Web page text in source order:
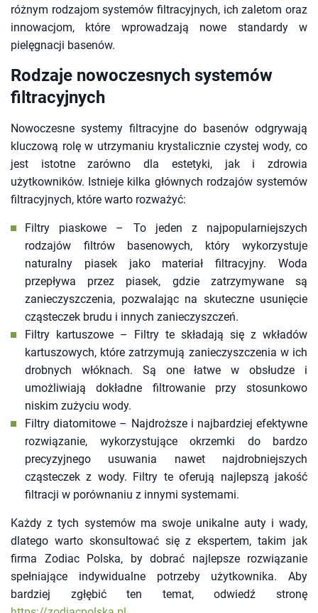
różnym rodzajom systemów filtracyjnych, ich zaletom oraz
innowacjom, które wprowadzają nowe standardy w
pielęgnacji basenów.
Rodzaje nowoczesnych systemów
filtracyjnych
Nowoczesne systemy filtracyjne do basenów odgrywają
kluczową rolę w utrzymaniu krystalicznie czystej wody, co
jest istotne zarówno dla estetyki, jak i zdrowia
użytkowników. Istnieje kilka głównych rodzajów systemów
filtracyjnych, które warto rozważyć:
Filtry piaskowe – To jeden z najpopularniejszych
rodzajów filtrów basenowych, który wykorzystuje
naturalny piasek jako materiał filtracyjny. Woda
przepływa przez piasek, gdzie zatrzymywane są
zanieczyszczenia, pozwalając na skuteczne usunięcie
cząsteczek brudu i innych zanieczyszczeń.
Filtry kartuszowe – Filtry te składają się z wkładów
kartuszowych, które zatrzymują zanieczyszczenia w ich
drobnych włóknach. Są one łatwe w obsłudze i
umożliwiają dokładne filtrowanie przy stosunkowo
niskim zużyciu wody.
Filtry diatomitowe – Najdroższe i najbardziej efektywne
rozwiązanie, wykorzystujące okrzemki do bardzo
precyzyjnego usuwania nawet najdrobniejszych
cząsteczek z wody. Filtry te oferują najlepszą jakość
filtracji w porównaniu z innymi systemami.
Każdy z tych systemów ma swoje unikalne auty i wady,
dlatego warto skonsultować się z ekspertem, takim jak
firma Zodiac Polska, by dobrać najlepsze rozwiązanie
spełniające indywidualne potrzeby użytkownika. Aby
bardziej zgłębić ten temat, odwiedź stronę